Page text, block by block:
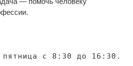
с 8:30 до
16:30.